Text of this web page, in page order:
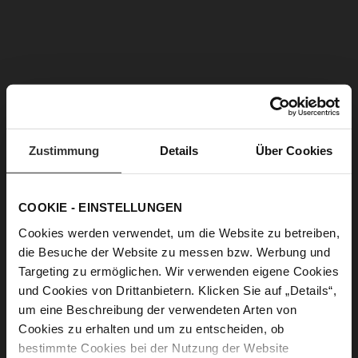
Zustimmung Details Über Cookies
COOKIE - EINSTELLUNGEN
Cookies werden verwendet, um die Website zu betreiben,
die Besuche der Website zu messen bzw. Werbung und
Targeting zu ermöglichen. Wir verwenden eigene Cookies
und Cookies von Drittanbietern. Klicken Sie auf „Details“,
um eine Beschreibung der verwendeten Arten von
Cookies zu erhalten und um zu entscheiden, ob
bestimmte Cookies bei der Nutzung der Website
REBECCA Pantoletten REBECCA Pantoletten